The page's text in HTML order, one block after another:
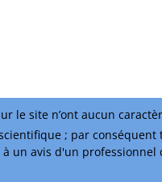
le site n’ont aucun
; par conséquent
un avis d'un professionnel